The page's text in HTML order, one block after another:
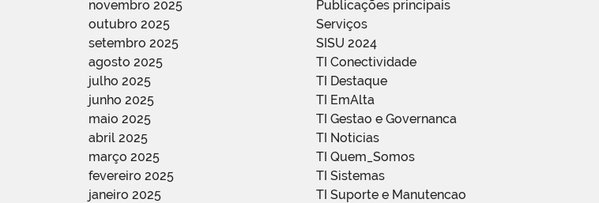
novembro 2025
outubro 2025
setembro 2025
agosto 2025
julho 2025
junho 2025
maio 2025
abril 2025
março 2025
fevereiro 2025
janeiro 2025
Publicações principais
Serviços
SISU 2024
TI Conectividade
TI Destaque
TI EmAlta
TI Gestao e Governanca
TI Noticias
TI Quem_Somos
TI Sistemas
TI Suporte e Manutencao